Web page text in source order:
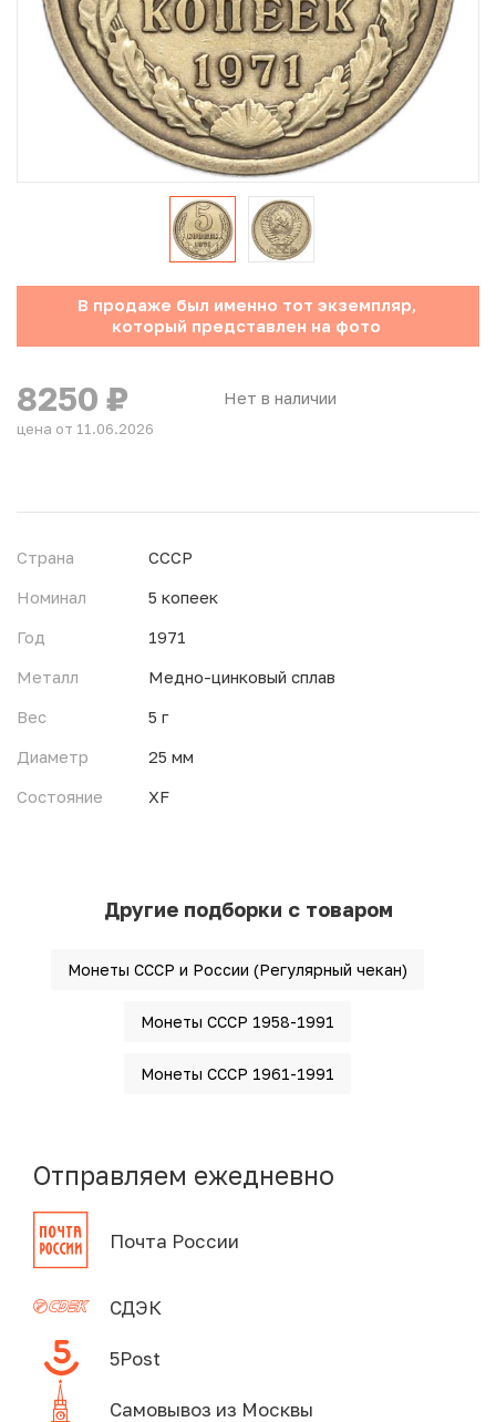
Юбилейные монеты Банка России (с 1999 года)
Памятные и инвестиционные монеты СССР и России
Иностранные монеты
Неофициальные выпуски монет (Unusual)
Античные и средневековые монеты
Наборы монет
Инвестиционные монеты
В продаже был именно тот экземпляр,
который представлен на фото
Нет в наличии
8250 ₽
цена от 11.06.2026
Страна
СССР
Номинал
5 копеек
Год
1971
Металл
Медно-цинковый сплав
Вес
5 г
Диаметр
25 мм
Состояние
XF
Другие подборки с товаром
Монеты СССР и России (Регулярный чекан)
Монеты СССР 1958-1991
Монеты СССР 1961-1991
Отправляем ежедневно
Почта России
СДЭК
5Post
Самовывоз из Москвы